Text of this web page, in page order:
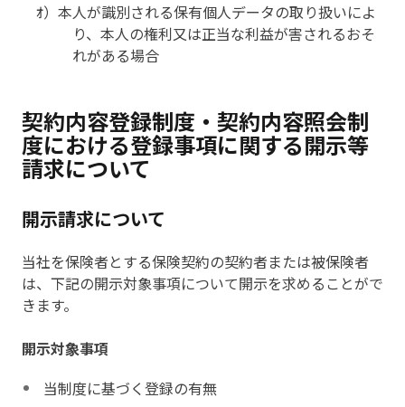
ｵ）本人が識別される保有個人データの取り扱いによ
り、本人の権利又は正当な利益が害されるおそ
れがある場合
契約内容登録制度・契約内容照会制
度における登録事項に関する開示等
請求について
開示請求について
当社を保険者とする保険契約の契約者または被保険者
は、下記の開示対象事項について開示を求めることがで
きます。
開示対象事項
当制度に基づく登録の有無